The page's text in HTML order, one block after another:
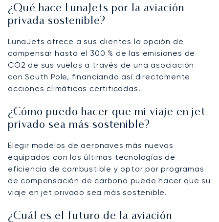
¿Qué hace LunaJets por la aviación
privada sostenible?
LunaJets ofrece a sus clientes la opción de
compensar hasta el 300 % de las emisiones de
CO2 de sus vuelos a través de una asociación
con South Pole, financiando así directamente
acciones climáticas certificadas.
¿Cómo puedo hacer que mi viaje en jet
privado sea más sostenible?
Elegir modelos de aeronaves más nuevos
equipados con las últimas tecnologías de
eficiencia de combustible y optar por programas
de compensación de carbono puede hacer que su
viaje en jet privado sea más sostenible.
¿Cuál es el futuro de la aviación